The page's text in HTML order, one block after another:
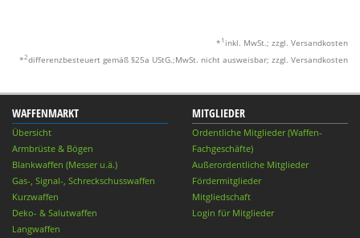
* 1 inkl. MwSt.; zzgl. Versandkosten
*2differenzbesteuert gemäß §25a UStG.;MwSt. nicht ausweisbar; zzgl. Versandkosten
WAFFENMARKT
Übersicht
Armbrüste & Bögen
Blankwaffen (Messer u.ä.)
Gas-, Signal-, Schreckschusswaffen
Kurzwaffen
Deko- & Salutwaffen
Langwaffen
MITGLIEDER
Ordentliche Mitglieder (Waffen-
Fachgeschäfte)
Außerordentliche Mitglieder
Fördermitglieder
Mitgliedschaft
Login für Mitglieder